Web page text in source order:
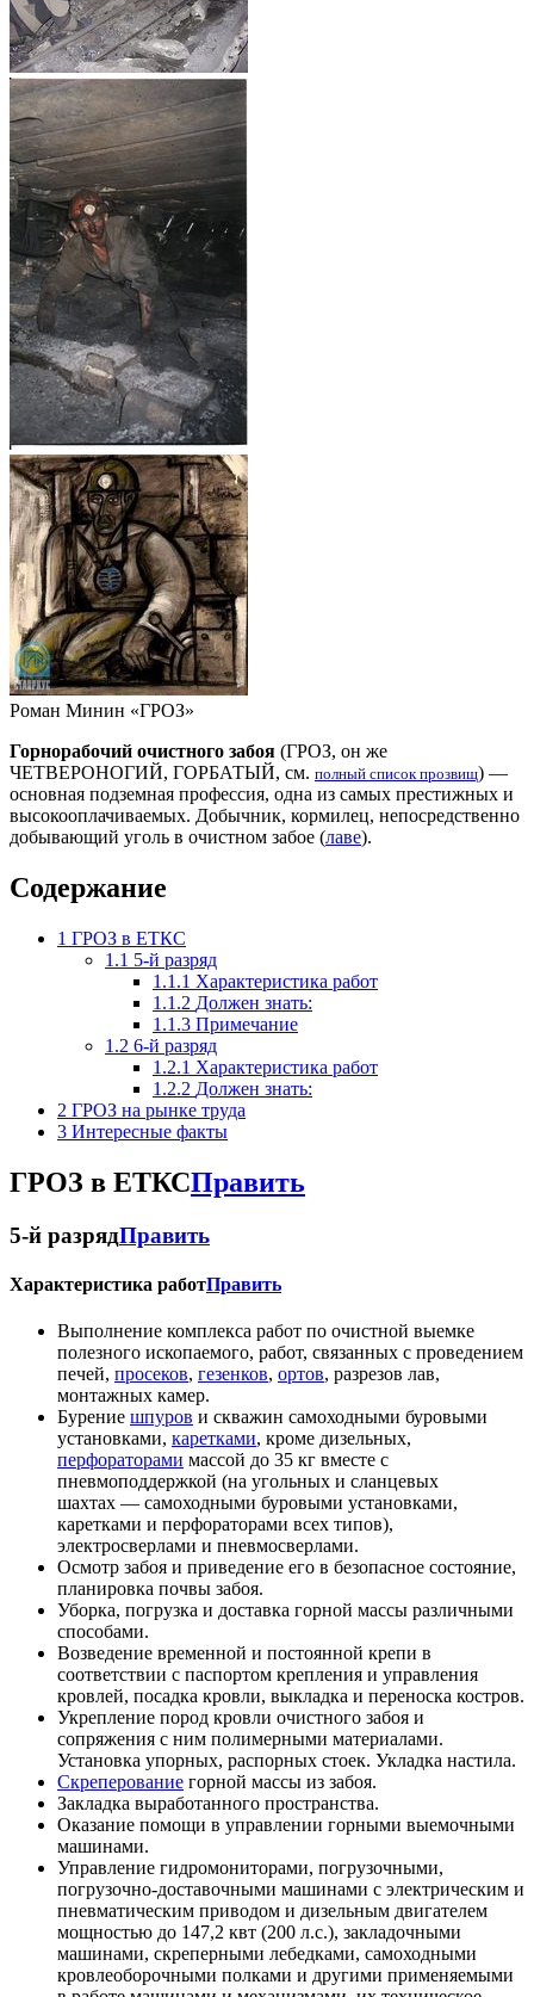
Роман Минин «ГРОЗ»
Горнорабочий очистного забоя (ГРОЗ, он же
ЧЕТВЕРОНОГИЙ, ГОРБАТЫЙ, см. полный список прозвищ) —
основная подземная профессия, одна из самых престижных и
высокооплачиваемых. Добычник, кормилец, непосредственно
добывающий уголь в очистном забое (лаве).
Содержание
1 ГРОЗ в ЕТКС
1.1 5-й разряд
1.1.1 Характеристика работ
1.1.2 Должен знать:
1.1.3 Примечание
1.2 6-й разряд
1.2.1 Характеристика работ
1.2.2 Должен знать:
2 ГРОЗ на рынке труда
3 Интересные факты
ГРОЗ в ЕТКСПравить
5-й разрядПравить
Характеристика работПравить
Выполнение комплекса работ по очистной выемке
полезного ископаемого, работ, связанных с проведением
печей, просеков, гезенков, ортов, разрезов лав,
монтажных камер.
Бурение шпуров и скважин самоходными буровыми
установками, каретками, кроме дизельных,
перфораторами массой до 35 кг вместе с
пневмоподдержкой (на угольных и сланцевых
шахтах — самоходными буровыми установками,
каретками и перфораторами всех типов),
электросверлами и пневмосверлами.
Осмотр забоя и приведение его в безопасное состояние,
планировка почвы забоя.
Уборка, погрузка и доставка горной массы различными
способами.
Возведение временной и постоянной крепи в
соответствии с паспортом крепления и управления
кровлей, посадка кровли, выкладка и переноска костров.
Укрепление пород кровли очистного забоя и
сопряжения с ним полимерными материалами.
Установка упорных, распорных стоек. Укладка настила.
Скреперование горной массы из забоя.
Закладка выработанного пространства.
Оказание помощи в управлении горными выемочными
машинами.
Управление гидромониторами, погрузочными,
погрузочно-доставочными машинами с электрическим и
пневматическим приводом и дизельным двигателем
мощностью до 147,2 квт (200 л.с.), закладочными
машинами, скреперными лебедками, самоходными
кровлеоборочными полками и другими применяемыми